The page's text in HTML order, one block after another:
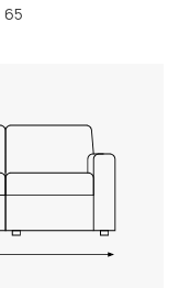
65